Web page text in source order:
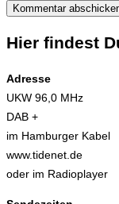
Hier findest
Adresse
UKW 96,0 MHz
DAB +
im Hamburger Kabel
www.tidenet.de
oder im Radioplayer